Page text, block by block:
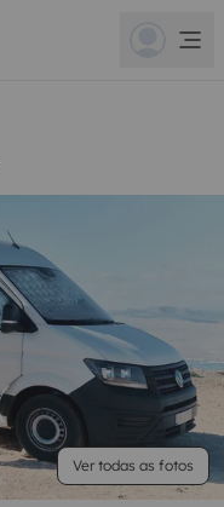
Ver todas as fotos